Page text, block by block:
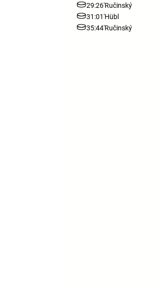
29:26'Ručinský
31:01'Hübl
35:44'Ručinský